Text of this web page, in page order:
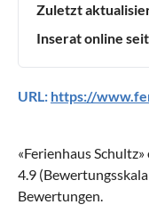
Zuletzt
Inserat online
URL: https://
«Ferienhaus Schultz
4.9
Bewertungen.